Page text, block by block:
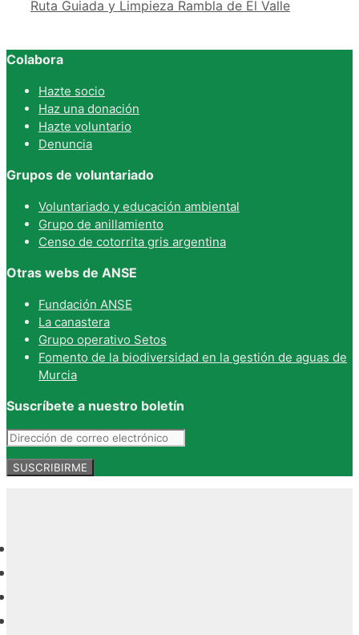
Ruta Guiada y Limpieza Rambla de El Valle
Colabora
Hazte socio
Haz una donación
Hazte voluntario
Denuncia
Grupos de voluntariado
Voluntariado y educación ambiental
Grupo de anillamiento
Censo de cotorrita gris argentina
Otras webs de ANSE
Fundación ANSE
La canastera
Grupo operativo Setos
Fomento de la biodiversidad en la gestión de aguas de
Murcia
Suscríbete a nuestro boletín